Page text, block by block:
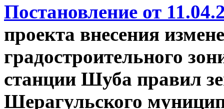
Постановление от
проекта внесения
градостроительного
станции Шуба правил
Шерагульского